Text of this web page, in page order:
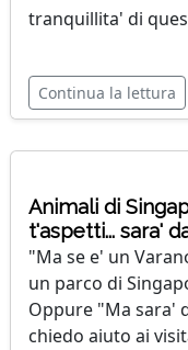
tranquillita' di
Continua la lettura
Animali di
t'aspetti... sara'
"Ma se e' un
un parco di
Oppure "Ma sara'
chiedo aiuto ai